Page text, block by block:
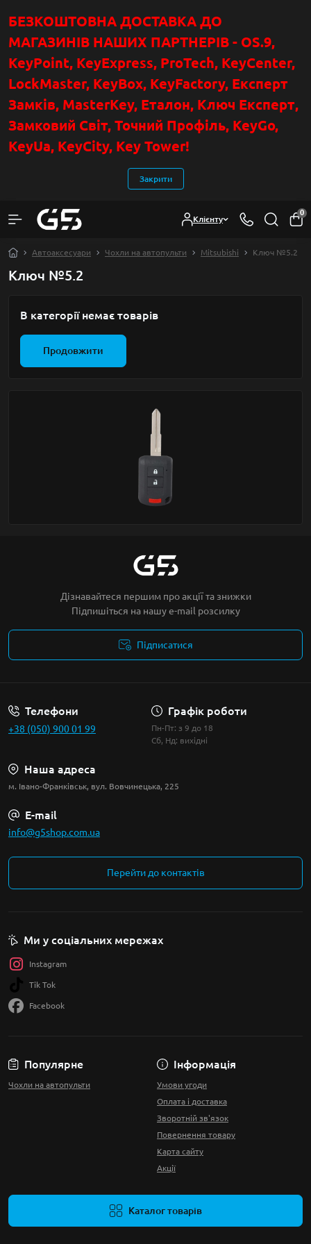
БЕЗКОШТОВНА ДОСТАВКА ДО
МАГАЗИНІВ НАШИХ ПАРТНЕРІВ - OS.9,
KeyPoint, KeyExpress, ProTech, KeyCenter,
LockMaster, KeyBox, KeyFactory, Експерт
Замків, MasterKey, Еталон, Ключ Експерт,
Замковий Світ, Точний Профіль, KeyGo,
KeyUa, KeyCity, Key Tower!
Закрити
Клієнту
0
Автоаксесуари Чохли на автопульти Mitsubishi Ключ №5.2
Ключ №5.2
В категорії немає товарів
Продовжити
Дізнавайтеся першим про акції та знижки
Підпишіться на нашу e-mail розсилку
Підписатися
Телефони
+38 (050) 900 01 99
Графік роботи
Пн-Пт: з 9 до 18
Сб, Нд: вихідні
Наша адреса
м. Івано-Франківськ, вул. Вовчинецька, 225
E-mail
info@g5shop.com.ua
Перейти до контактів
Популярне
Чохли на автопульти
Інформація
Умови угоди
Оплата і доставка
Зворотній зв'язок
Повернення товару
Карта сайту
Акції
Каталог товарів
Ми у соціальних мережах
Instagram
Tik Tok
Facebook